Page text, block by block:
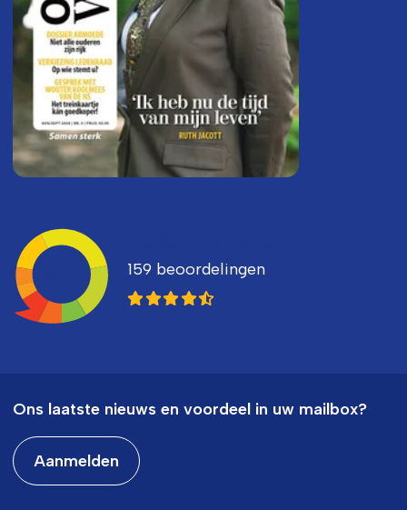
159 beoordelingen
Ons laatste nieuws en voordeel in uw mailbox?
Aanmelden